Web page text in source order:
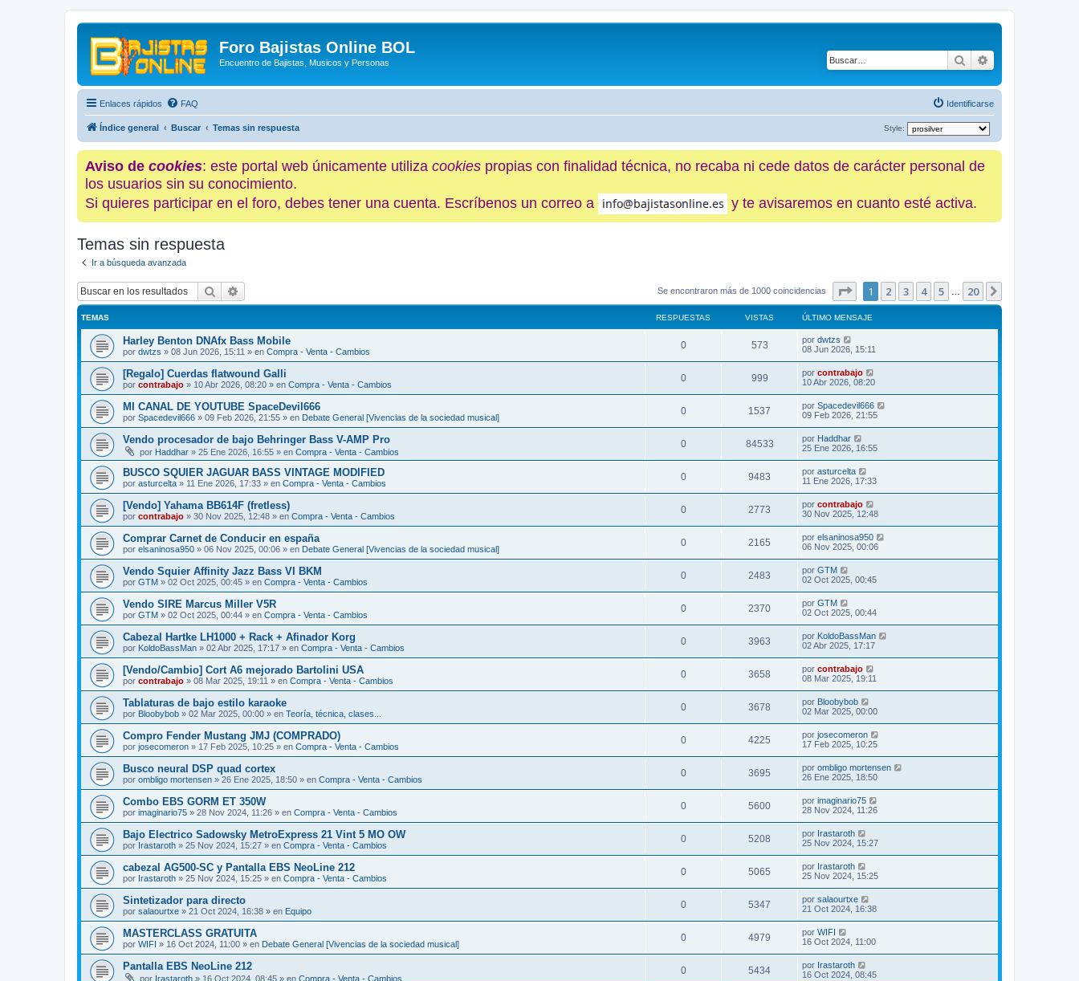
Foro Bajistas Online BOL
Encuentro de Bajistas, Musicos y Personas Buscar
Enlaces rápidos FAQ Identificarse
Índice general Buscar Temas sin respuesta Style:
Aviso de cookies: este portal web únicamente utiliza cookies propias con finalidad técnica, no recaba ni cede datos de carácter personal de
los usuarios sin su conocimiento.
Si quieres participar en el foro, debes tener una cuenta. Escríbenos un correo a
y te avisaremos en cuanto esté activa.
Temas sin respuesta
Ir a búsqueda avanzada
Buscar Se encontraron más de 1000 coincidencias Página de 20
1 2 3 4 5 20
TEMAS RESPUESTAS VISTAS ÚLTIMO MENSAJE
Harley Benton DNAfx Bass Mobile
por dwtzs » 08 Jun 2026, 15:11 » en Compra - Venta - Cambios
0 573 por dwtzs
08 Jun 2026, 15:11
[Regalo] Cuerdas flatwound Galli
por contrabajo » 10 Abr 2026, 08:20 » en Compra - Venta - Cambios
0 999 por contrabajo
10 Abr 2026, 08:20
MI CANAL DE YOUTUBE SpaceDevil666
por Spacedevil666 » 09 Feb 2026, 21:55 » en Debate General [Vivencias de la sociedad musical]
0 1537 por Spacedevil666
09 Feb 2026, 21:55
Vendo procesador de bajo Behringer Bass V-AMP Pro
por Haddhar » 25 Ene 2026, 16:55 » en Compra - Venta - Cambios
0 84533 por Haddhar
25 Ene 2026, 16:55
BUSCO SQUIER JAGUAR BASS VINTAGE MODIFIED
por asturcelta » 11 Ene 2026, 17:33 » en Compra - Venta - Cambios
0 9483 por asturcelta
11 Ene 2026, 17:33
[Vendo] Yahama BB614F (fretless)
por contrabajo » 30 Nov 2025, 12:48 » en Compra - Venta - Cambios
0 2773 por contrabajo
30 Nov 2025, 12:48
Comprar Carnet de Conducir en españa
por elsaninosa950 » 06 Nov 2025, 00:06 » en Debate General [Vivencias de la sociedad musical]
0 2165 por elsaninosa950
06 Nov 2025, 00:06
Vendo Squier Affinity Jazz Bass VI BKM
por GTM » 02 Oct 2025, 00:45 » en Compra - Venta - Cambios
0 2483 por GTM
02 Oct 2025, 00:45
Vendo SIRE Marcus Miller V5R
por GTM » 02 Oct 2025, 00:44 » en Compra - Venta - Cambios
0 2370 por GTM
02 Oct 2025, 00:44
Cabezal Hartke LH1000 + Rack + Afinador Korg
por KoldoBassMan » 02 Abr 2025, 17:17 » en Compra - Venta - Cambios
0 3963 por KoldoBassMan
02 Abr 2025, 17:17
[Vendo/Cambio] Cort A6 mejorado Bartolini USA
por contrabajo » 08 Mar 2025, 19:11 » en Compra - Venta - Cambios
0 3658 por contrabajo
08 Mar 2025, 19:11
Tablaturas de bajo estilo karaoke
por Bloobybob » 02 Mar 2025, 00:00 » en Teoría, técnica, clases...
0 3678 por Bloobybob
02 Mar 2025, 00:00
Compro Fender Mustang JMJ (COMPRADO)
por josecomeron » 17 Feb 2025, 10:25 » en Compra - Venta - Cambios
0 4225 por josecomeron
17 Feb 2025, 10:25
Busco neural DSP quad cortex
por ombligo mortensen » 26 Ene 2025, 18:50 » en Compra - Venta - Cambios
0 3695 por ombligo mortensen
26 Ene 2025, 18:50
Combo EBS GORM ET 350W
por imaginario75 » 28 Nov 2024, 11:26 » en Compra - Venta - Cambios
0 5600 por imaginario75
28 Nov 2024, 11:26
Bajo Electrico Sadowsky MetroExpress 21 Vint 5 MO OW
por Irastaroth » 25 Nov 2024, 15:27 » en Compra - Venta - Cambios
0 5208 por Irastaroth
25 Nov 2024, 15:27
cabezal AG500-SC y Pantalla EBS NeoLine 212
por Irastaroth » 25 Nov 2024, 15:25 » en Compra - Venta - Cambios
0 5065 por Irastaroth
25 Nov 2024, 15:25
Sintetizador para directo
por salaourtxe » 21 Oct 2024, 16:38 » en Equipo
0 5347 por salaourtxe
21 Oct 2024, 16:38
MASTERCLASS GRATUITA
por WIFI » 16 Oct 2024, 11:00 » en Debate General [Vivencias de la sociedad musical]
0 4979 por WIFI
16 Oct 2024, 11:00
Pantalla EBS NeoLine 212
por Irastaroth » 16 Oct 2024, 08:45 » en Compra - Venta - Cambios
0 5434 por Irastaroth
16 Oct 2024, 08:45